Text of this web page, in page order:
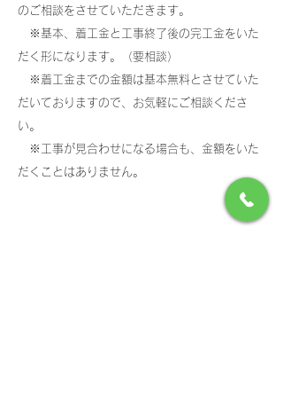
のご相談をさせていただきます。
※基本、着工金と工事終了後の完工金をいた
だく形になります。（要相談）
※着工金までの金額は基本無料とさせていた
だいておりますので、お気軽にご相談くださ
い。
​ ※工事が見合わせになる場合も、金額をいた
だくことはありません。